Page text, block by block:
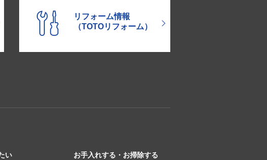
リフォーム情報
（TOTOリフォーム）
い お手入れする・お掃除する